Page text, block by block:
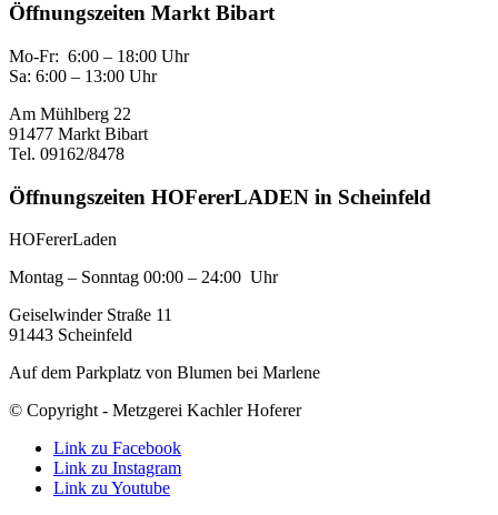
Öffnungszeiten Markt Bibart
Mo-Fr: 6:00 – 18:00 Uhr
Sa: 6:00 – 13:00 Uhr
Am Mühlberg 22
91477 Markt Bibart
Tel. 09162/8478
Öffnungszeiten HOFererLADEN in Scheinfeld
HOFererLaden
Montag – Sonntag 00:00 – 24:00 Uhr
Geiselwinder Straße 11
91443 Scheinfeld
Auf dem Parkplatz von Blumen bei Marlene
© Copyright - Metzgerei Kachler Hoferer
Link zu Facebook
Link zu Instagram
Link zu Youtube